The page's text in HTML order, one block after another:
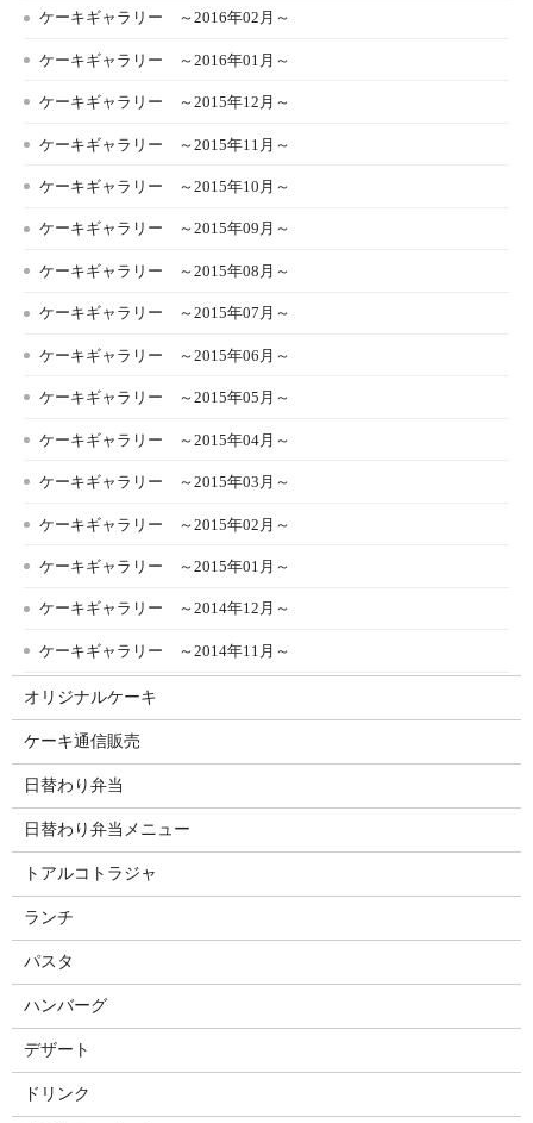
ケーキギャラリー ～2016年02月～
ケーキギャラリー ～2016年01月～
ケーキギャラリー ～2015年12月～
ケーキギャラリー ～2015年11月～
ケーキギャラリー ～2015年10月～
ケーキギャラリー ～2015年09月～
ケーキギャラリー ～2015年08月～
ケーキギャラリー ～2015年07月～
ケーキギャラリー ～2015年06月～
ケーキギャラリー ～2015年05月～
ケーキギャラリー ～2015年04月～
ケーキギャラリー ～2015年03月～
ケーキギャラリー ～2015年02月～
ケーキギャラリー ～2015年01月～
ケーキギャラリー ～2014年12月～
ケーキギャラリー ～2014年11月～
オリジナルケーキ
ケーキ通信販売
日替わり弁当
日替わり弁当メニュー
トアルコトラジャ
ランチ
パスタ
ハンバーグ
デザート
ドリンク